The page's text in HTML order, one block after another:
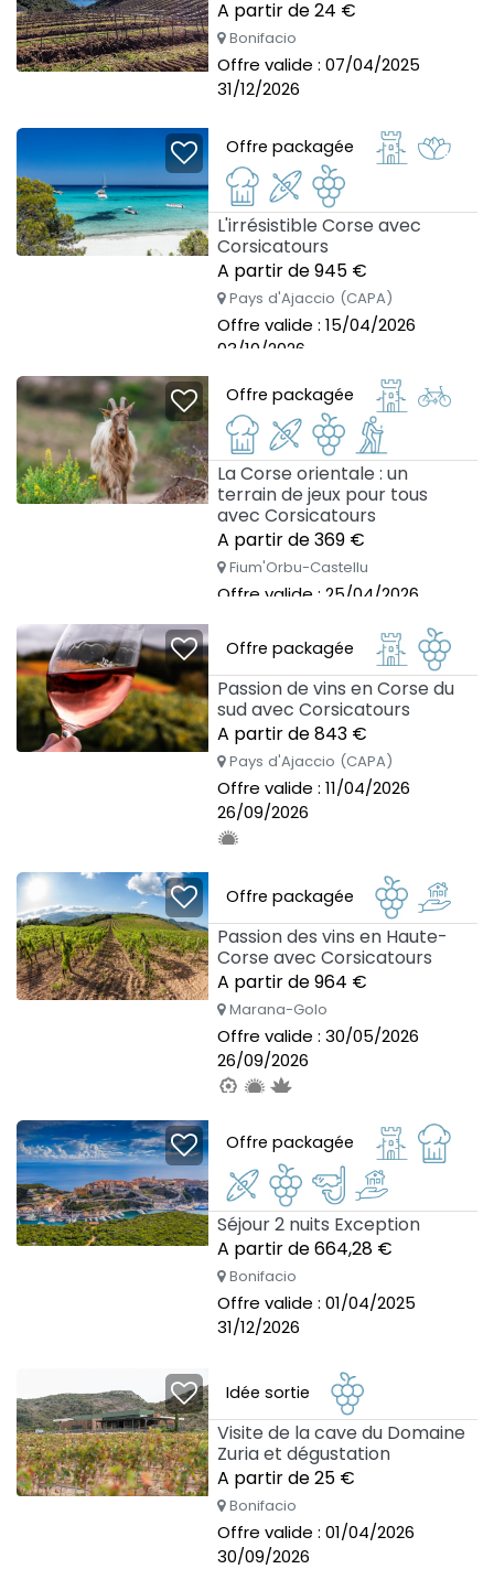
A partir de 24 €
Bonifacio
Offre valide : 07/04/2025
31/12/2026
Offre packagée
L'irrésistible Corse avec
Corsicatours
A partir de 945 €
Pays d'Ajaccio (CAPA)
Offre valide : 15/04/2026
03/10/2026
Offre packagée
La Corse orientale : un
terrain de jeux pour tous
avec Corsicatours
A partir de 369 €
Fium'Orbu-Castellu
Offre valide : 25/04/2026
Offre packagée
Passion de vins en Corse du
sud avec Corsicatours
A partir de 843 €
Pays d'Ajaccio (CAPA)
Offre valide : 11/04/2026
26/09/2026
Offre packagée
Passion des vins en Haute-
Corse avec Corsicatours
A partir de 964 €
Marana-Golo
Offre valide : 30/05/2026
26/09/2026
Offre packagée
Séjour 2 nuits Exception
A partir de 664,28 €
Bonifacio
Offre valide : 01/04/2025
31/12/2026
Idée sortie
Visite de la cave du Domaine
Zuria et dégustation
A partir de 25 €
Bonifacio
Offre valide : 01/04/2026
30/09/2026